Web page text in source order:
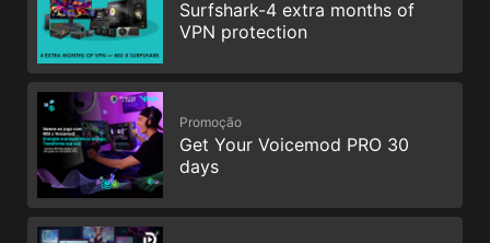
Surfshark-4 extra months of
VPN protection
Promoção
Get Your Voicemod PRO 30
days